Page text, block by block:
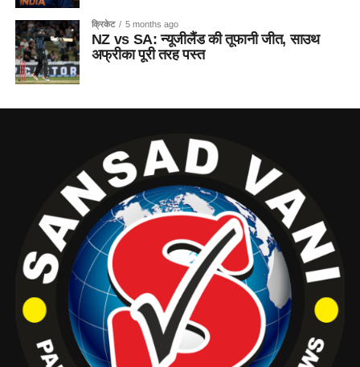
क्रिकेट 5 months ago
NZ vs SA: न्यूजीलैंड की तूफानी जीत, साउथ
अफ्रीका पूरी तरह पस्त